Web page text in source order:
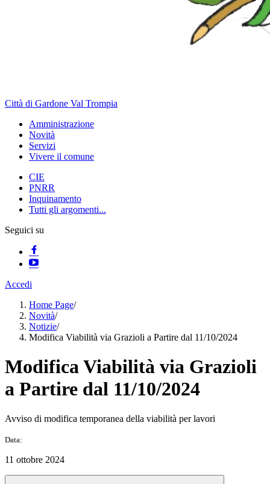
Città di Gardone Val Trompia
Amministrazione
Novità
Servizi
Vivere il comune
CIE
PNRR
Inquinamento
Tutti gli argomenti...
Seguici su
Accedi
Home Page/
Novità/
Notizie/
Modifica Viabilità via Grazioli a Partire dal 11/10/2024
Modifica Viabilità via Grazioli
a Partire dal 11/10/2024
Avviso di modifica temporanea della viabilità per lavori
Data:
11 ottobre 2024